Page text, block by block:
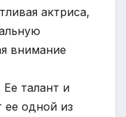
актриса,
внимание
талант и
ее одной из